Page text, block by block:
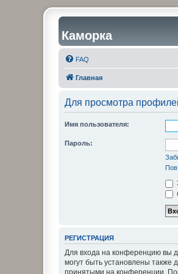
Каморка
FAQ
Главная
Для просмотра
Имя пользователя:
Пароль:
РЕГИСТРАЦИЯ
Для входа на конференцию вы
могут быть установлены также
принятыми на конференции.